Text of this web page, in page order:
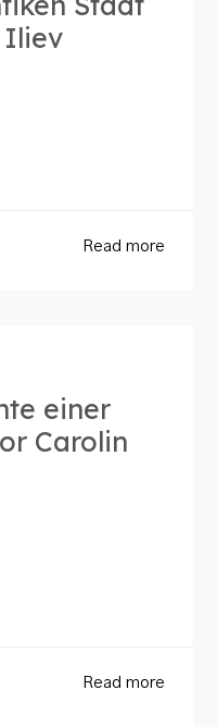
Iliev
Read more
einer
Carolin
Read more